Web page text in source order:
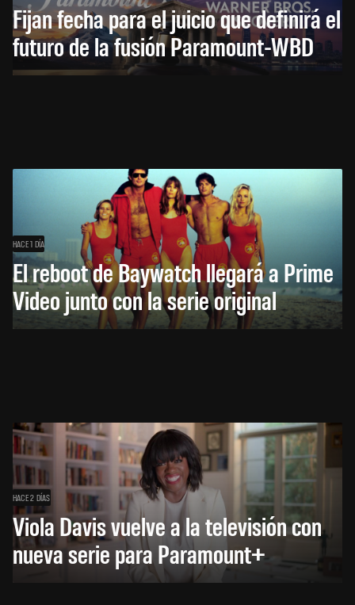
Fijan fecha para el juicio que definirá el
futuro de la fusión Paramount-WBD
HACE 1 DÍA
El reboot de Baywatch llegará a Prime
Video junto con la serie original
HACE 2 DÍAS
Viola Davis vuelve a la televisión con
nueva serie para Paramount+